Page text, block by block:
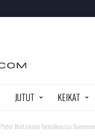
JUTUT KEIKAT
Peter Brötzmann heinäkuussa Suomeen